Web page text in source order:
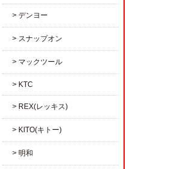
デンヨー
スナップオン
マックツール
KTC
REX(レッキス)
KITO(キトー)
明和